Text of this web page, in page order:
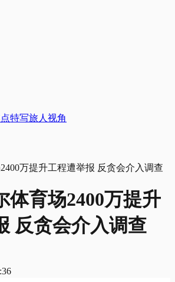
特写旅人视角
体育场2400万提升
反贪会介入调查